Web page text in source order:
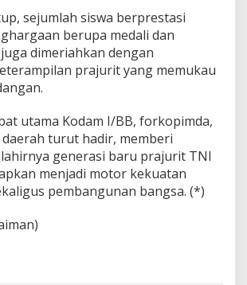
sejumlah siswa berprestasi
berupa medali dan
dimeriahkan dengan
prajurit yang memukau
utama Kodam I/BB, forkopimda,
turut hadir, memberi
generasi baru prajurit TNI
menjadi motor kekuatan
pembangunan bangsa. (*)